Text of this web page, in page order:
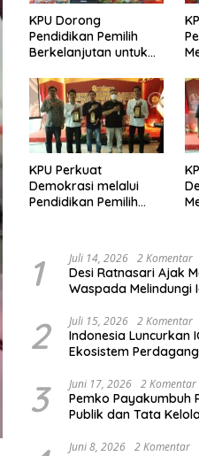
KPU Dorong
Pendidikan Pemilih
Berkelanjutan untuk
Demokrasi
KPU Perkuat
Demokrasi melalui
Pendidikan Pemilih
Marjinal, dan Pemula
1 Juli 14, 2026 2 Komentar
Desi Ratnasari Ajak
Waspada Melindungi
2 Juli 15, 2026 2 Komentar
Indonesia Luncurkan
Ekosistem
3 Juni 17, 2026 2 Komentar
Pemko Payakumbuh
Publik dan Tata
Juni 8, 2026 2 Komentar